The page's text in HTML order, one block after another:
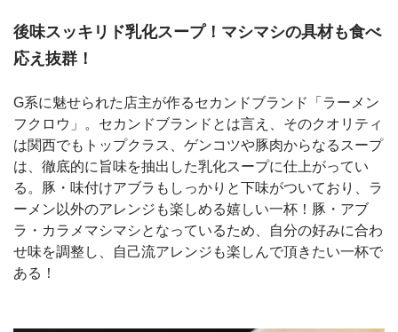
後味スッキリド乳化スープ！マシマシの具材も食べ
応え抜群！
G系に魅せられた店主が作るセカンドブランド「ラーメン
フクロウ」。セカンドブランドとは言え、そのクオリティ
は関西でもトップクラス、ゲンコツや豚肉からなるスープ
は、徹底的に旨味を抽出した乳化スープに仕上がってい
る。豚・味付けアブラもしっかりと下味がついており、ラ
ーメン以外のアレンジも楽しめる嬉しい一杯！豚・アブ
ラ・カラメマシマシとなっているため、自分の好みに合わ
せ味を調整し、自己流アレンジも楽しんで頂きたい一杯で
ある！